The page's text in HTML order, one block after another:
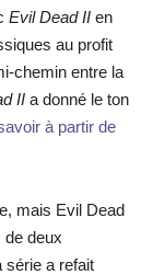
Evil Dead II en
au profit
chemin entre la
II a donné le ton
à partir de
mais Evil Dead
de deux
série a refait